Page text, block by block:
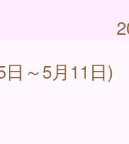
～5月11日)